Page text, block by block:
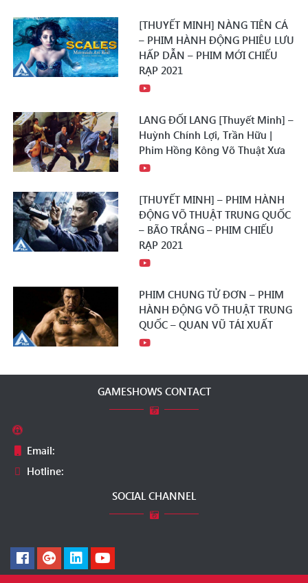
[THUYẾT MINH] NÀNG TIÊN CÁ
– PHIM HÀNH ĐỘNG PHIÊU LƯU
HẤP DẪN – PHIM MỚI CHIẾU
RẠP 2021
LANG ĐỐI LANG [Thuyết Minh] –
Huỳnh Chính Lợi, Trần Hữu |
Phim Hồng Kông Võ Thuật Xưa
[THUYẾT MINH] – PHIM HÀNH
ĐỘNG VÕ THUẬT TRUNG QUỐC
– BÃO TRẮNG – PHIM CHIẾU
RẠP 2021
PHIM CHUNG TỬ ĐƠN – PHIM
HÀNH ĐỘNG VÕ THUẬT TRUNG
QUỐC – QUAN VŨ TÁI XUẤT
GAMESHOWS CONTACT
Email:
Hotline:
SOCIAL CHANNEL